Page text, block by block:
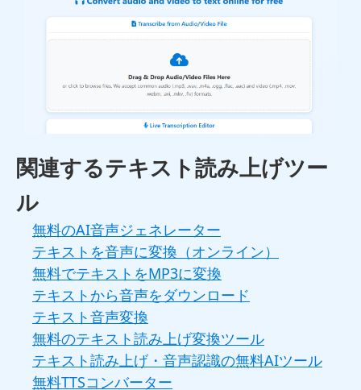
関連するテキスト読み上げツー
ル
無料のAI音声ジェネレーター
テキストを音声に変換（オンライン）
無料でテキストをMP3に変換
テキストから音声をダウンロード
テキスト音声変換
無料のテキスト読み上げ変換ツール
テキスト読み上げ・音声認識の無料AIツール
無料TTSコンバーター